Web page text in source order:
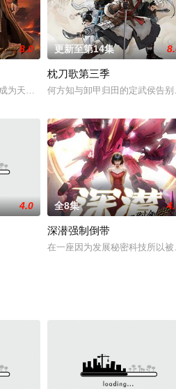
们去往广阔的天地玩耍。这一天，莱克受
哭竹
8.0
为天魔教教主，被延康国封为第一任太
更新至第14集
枕刀歌第三季
何方知与卸甲归田的定武侯告
。直到他与主角相遇融为一体，开启万界
十大仙帝之一的云帝，却因厌倦仙界的
4.0 全8集
深潜强制倒带
在一座因为发展秘密科技所以